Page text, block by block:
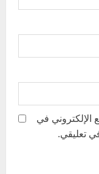
الإلكتروني في
تعليقي.